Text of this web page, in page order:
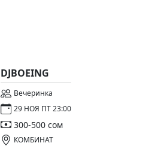
DJBOEING
Вечеринка
29 НОЯ ПТ 23:00
300-500 сом
КОМБИНАТ